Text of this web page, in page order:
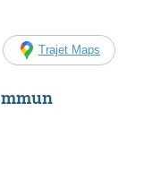
Trajet Maps